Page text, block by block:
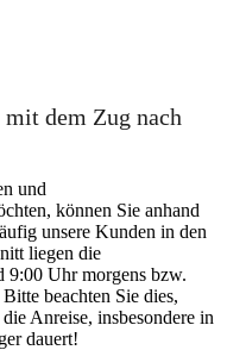
mit dem Zug nach
und
können Sie anhand
unsere Kunden in den
liegen die
9:00 Uhr morgens bzw.
beachten Sie dies,
Anreise, insbesondere in
dauert!